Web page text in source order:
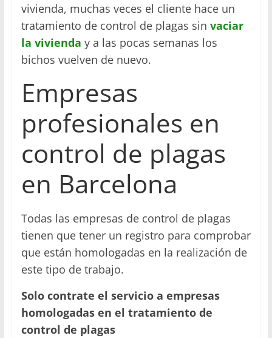
vivienda, muchas veces el cliente hace un
tratamiento de control de plagas sin vaciar
la vivienda y a las pocas semanas los
bichos vuelven de nuevo.
Empresas
profesionales en
control de plagas
en Barcelona
Todas las empresas de control de plagas
tienen que tener un registro para comprobar
que están homologadas en la realización de
este tipo de trabajo.
Solo contrate el servicio a empresas
homologadas en el tratamiento de
control de plagas